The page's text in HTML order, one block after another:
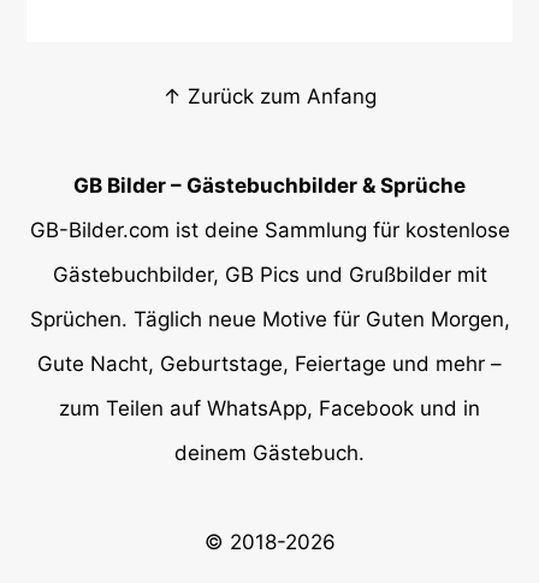
↑ Zurück zum Anfang
GB Bilder – Gästebuchbilder & Sprüche
GB-Bilder.com ist deine Sammlung für kostenlose
Gästebuchbilder, GB Pics und Grußbilder mit
Sprüchen. Täglich neue Motive für Guten Morgen,
Gute Nacht, Geburtstage, Feiertage und mehr –
zum Teilen auf WhatsApp, Facebook und in
deinem Gästebuch.
© 2018-2026